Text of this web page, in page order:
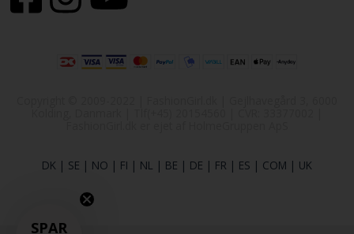
DK | SE | NO | FI | NL | BE | DE | FR | ES | COM | UK
SPAR